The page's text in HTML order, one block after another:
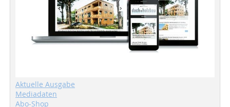
Aktuelle Ausgabe
Mediadaten
Abo-Shop